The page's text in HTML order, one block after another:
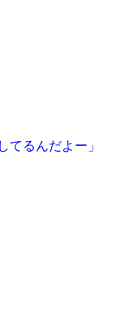
てるんだよー」